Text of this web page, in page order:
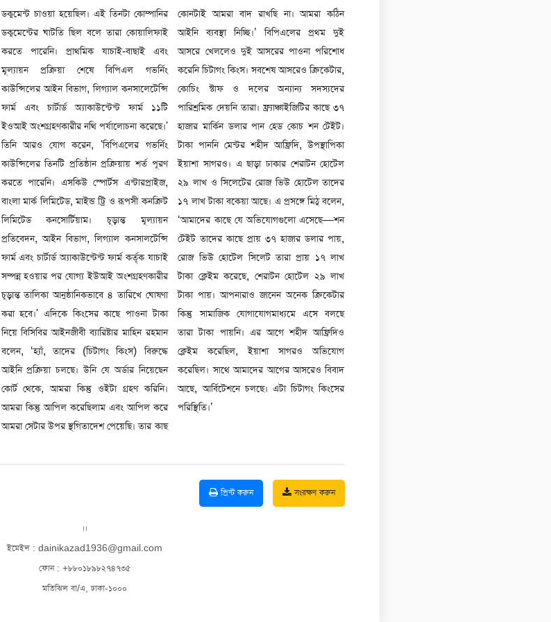
ডকুমেন্ট চাওয়া হয়েছিল। এই তিনটা কোম্পানির
ডকুমেন্টের ঘাটতি ছিল বলে তারা কোয়ালিফাই
করতে পারেনি। প্রাথমিক যাচাই-বাছাই এবং
মূল্যায়ন প্রক্রিয়া শেষে বিপিএল গভর্নিং
কাউন্সিলের আইন বিভাগ, লিগ্যাল কনসালেটেন্সি
ফার্ম এবং চার্টার্ড অ্যাকাউন্টেন্ট ফার্ম ১১টি
ইওআই অংশগ্রহণকারীর নথি পর্যালোচনা করেছে।'
তিনি আরও যোগ করেন, 'বিপিএলের গভর্নিং
কাউন্সিলের তিনটি প্রতিষ্ঠান প্রক্রিয়ায় শর্ত পূরণ
করতে পারেনি। এসকিউ স্পোর্টস এন্টারপ্রাইজ,
বাংলা মার্ক লিমিটেড, মাইন্ড ট্রি ও রূপসী কনক্রিট
লিমিটেড কনসোর্টিয়াম। চূড়ান্ত মূল্যায়ন
প্রতিবেদন, আইন বিভাগ, লিগ্যাল কনসালটেন্সি
ফার্ম এবং চার্টার্ড অ্যাকাউন্টেন্ট ফার্ম কর্তৃক যাচাই
সম্পন্ন হওয়ার পর যোগ্য ইউআই অংশগ্রহণকারীর
চূড়ান্ত তালিকা আনুষ্ঠানিকভাবে ৪ তারিখে ঘোষণা
করা হবে।' এদিকে কিংসের কাছে পাওনা টাকা
নিয়ে বিসিবির আইনজীবী ব্যারিষ্টার মাহিন রহমান
বলেন, ‘হ্যাঁ, তাদের (চিটাগং কিংস) বিরুদ্ধে
আইনি প্রক্রিয়া চলছে। উনি যে অর্ডার নিয়েছেন
কোর্ট থেকে, আমরা কিন্তু ওইটা গ্রহণ করিনি।
আমরা কিন্তু আপিল করেছিলাম এবং আপিল করে
আমরা সেটার উপর স্থগিতাদেশ পেয়েছি। তার কাছ
কোনটাই আমরা বাদ রাখছি না। আমরা কঠিন
আইনি ব্যবস্থা নিচ্ছি।’ বিপিএলের প্রথম দুই
আসরে খেললেও দুই আসরের পাওনা পরিশোধ
করেনি চিটাগং কিংস। সবশেষ আসরেও ক্রিকেটার,
কোচিং স্টাফ ও দলের অন্যান্য সদস্যদের
পারিশ্রমিক দেয়নি তারা। ফ্র্যাঞ্চাইজিটির কাছে ৩৭
হাজার মার্কিন ডলার পান হেড কোচ শন টেইট।
টাকা পাননি মেন্টর শহীদ আফ্রিদি, উপস্থাপিকা
ইয়াশা সাগরও। এ ছাড়া ঢাকার শেরাটন হোটেল
২৯ লাখ ও সিলেটের রোজ ভিউ হোটেল তাদের
১৭ লাখ টাকা বকেয়া আছে। এ প্রসঙ্গে মিঠু বলেন,
‘আমাদের কাছে যে অভিযোগগুলো এসেছে—শন
টেইট তাদের কাছে প্রায় ৩৭ হাজার ডলার পায়,
রোজ ভিউ হোটেল সিলেট তারা প্রায় ১৭ লাখ
টাকা ক্লেইম করেছে, শেরাটন হোটেল ২৯ লাখ
টাকা পায়। আপনারাও জানেন অনেক ক্রিকেটার
কিন্তু সামাজিক যোগাযোগমাধ্যমে এসে বলছে
তারা টাকা পায়নি। এর আগে শহীদ আফ্রিদিও
ক্লেইম করেছিল, ইয়াশা সাগরও অভিযোগ
করেছিল। সাথে আমাদের আগের আসরেও বিবাদ
আছে, আর্বিটেশনে চলছে। এটা চিটাগং কিংসের
পরিস্থিতি।’
প্রিন্ট করুন সংরক্ষণ করুন
।।
ইমেইল : dainikazad1936@gmail.com
ফোন : +৮৮০১৮৯৮২৭৪৭৩৫
মতিঝিল বা/এ, ঢাকা-১০০০